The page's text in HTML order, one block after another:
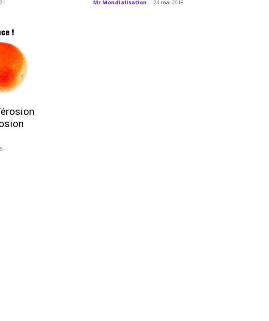
Mr Mondialisation - 24 mai 2018